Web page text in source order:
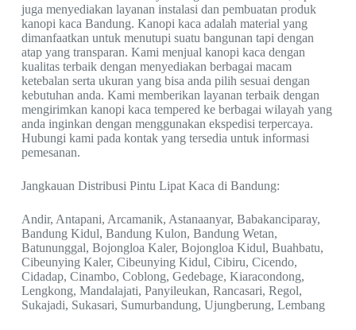
juga menyediakan layanan instalasi dan pembuatan produk
kanopi kaca Bandung. Kanopi kaca adalah material yang
dimanfaatkan untuk menutupi suatu bangunan tapi dengan
atap yang transparan. Kami menjual kanopi kaca dengan
kualitas terbaik dengan menyediakan berbagai macam
ketebalan serta ukuran yang bisa anda pilih sesuai dengan
kebutuhan anda. Kami memberikan layanan terbaik dengan
mengirimkan kanopi kaca tempered ke berbagai wilayah yang
anda inginkan dengan menggunakan ekspedisi terpercaya.
Hubungi kami pada kontak yang tersedia untuk informasi
pemesanan.
Jangkauan Distribusi Pintu Lipat Kaca di Bandung:
Andir, Antapani, Arcamanik, Astanaanyar, Babakanciparay,
Bandung Kidul, Bandung Kulon, Bandung Wetan,
Batununggal, Bojongloa Kaler, Bojongloa Kidul, Buahbatu,
Cibeunying Kaler, Cibeunying Kidul, Cibiru, Cicendo,
Cidadap, Cinambo, Coblong, Gedebage, Kiaracondong,
Lengkong, Mandalajati, Panyileukan, Rancasari, Regol,
Sukajadi, Sukasari, Sumurbandung, Ujungberung, Lembang